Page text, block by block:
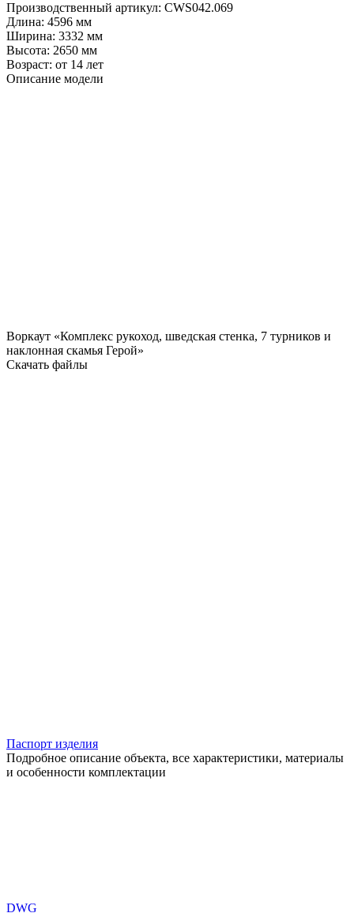
Производственный артикул: CWS042.069
Длина: 4596 мм
Ширина: 3332 мм
Высота: 2650 мм
Возраст: от 14 лет
Описание модели
Воркаут «Комплекс рукоход, шведская стенка, 7 турников и
наклонная скамья Герой»
Скачать файлы
Паспорт изделия
Подробное описание объекта, все характеристики, материалы
и особенности комплектации
DWG